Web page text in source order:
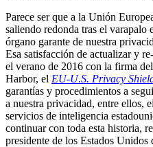
Parece ser que a la Unión
saliendo redonda tras el varapalo
órgano garante de nuestra
Esa satisfacción de actualizar y
el verano de 2016 con la firma
Harbor, el EU-U.S. Privacy
garantías y procedimientos a
a nuestra privacidad, entre ellos,
servicios de inteligencia
continuar con toda esta historia,
presidente de los Estados